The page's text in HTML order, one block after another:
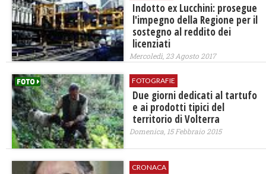
Indotto ex Lucchini: prosegue
l'impegno della Regione per il
sostegno al reddito dei
licenziati
Mercoledì, 23 Agosto 2017
FOTOGRAFIE
Due giorni dedicati al tartufo
e ai prodotti tipici del
territorio di Volterra
Domenica, 15 Febbraio 2015
CRONACA